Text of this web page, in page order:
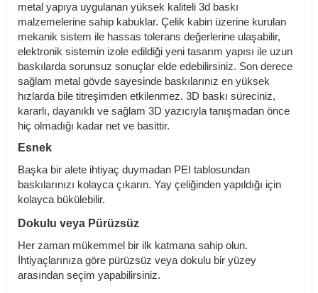
metal yapıya uygulanan yüksek kaliteli 3d baskı
malzemelerine sahip kabuklar. Çelik kabin üzerine kurulan
mekanik sistem ile hassas tolerans değerlerine ulaşabilir,
elektronik sistemin izole edildiği yeni tasarım yapısı ile uzun
baskılarda sorunsuz sonuçlar elde edebilirsiniz. Son derece
sağlam metal gövde sayesinde baskılarınız en yüksek
hızlarda bile titreşimden etkilenmez. 3D baskı süreciniz,
kararlı, dayanıklı ve sağlam 3D yazıcıyla tanışmadan önce
hiç olmadığı kadar net ve basittir.
Esnek
Başka bir alete ihtiyaç duymadan PEI tablosundan
baskılarınızı kolayca çıkarın. Yay çeliğinden yapıldığı için
kolayca bükülebilir.
Dokulu veya Pürüzsüz
Her zaman mükemmel bir ilk katmana sahip olun.
İhtiyaçlarınıza göre pürüzsüz veya dokulu bir yüzey
arasından seçim yapabilirsiniz.